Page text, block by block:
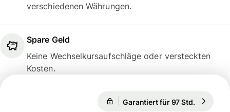
verschiedenen Währungen.
Spare Geld
Keine Wechselkursaufschläge oder versteckten
Kosten.
Garantiert für 97 Std.